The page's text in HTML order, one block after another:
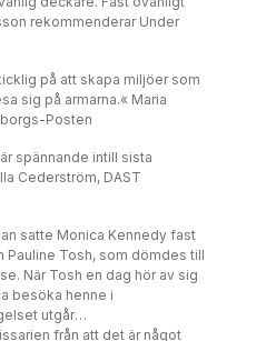
rekommenderar Under
på att skapa miljöer som
sig på armarna.« Maria
Posten
spännande intill sista
Cederström, DAST
satte Monica Kennedy fast
Pauline Tosh, som dömdes till
När Tosh en dag hör av sig
besöka henne i
utgår
från att det är något